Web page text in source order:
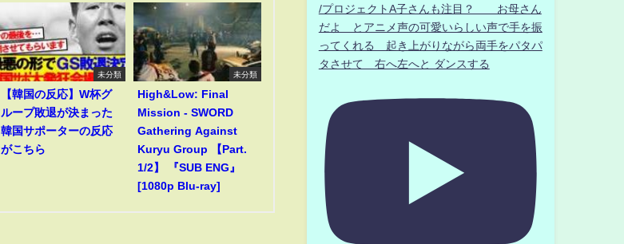
未分類
【韓国の反応】W杯グ
ループ敗退が決まった
韓国サポーターの反応
がこちら
未分類
High&Low: Final
Mission - SWORD
Gathering Against
Kuryu Group 【Part.
1/2】 『SUB ENG』
[1080p Blu-ray]
/プロジェクトA子さんも注目？ お母さん
だよ とアニメ声の可愛いらしい声で手を振
ってくれる 起き上がりながら両手をパタパ
タさせて 右へ左へと ダンスする